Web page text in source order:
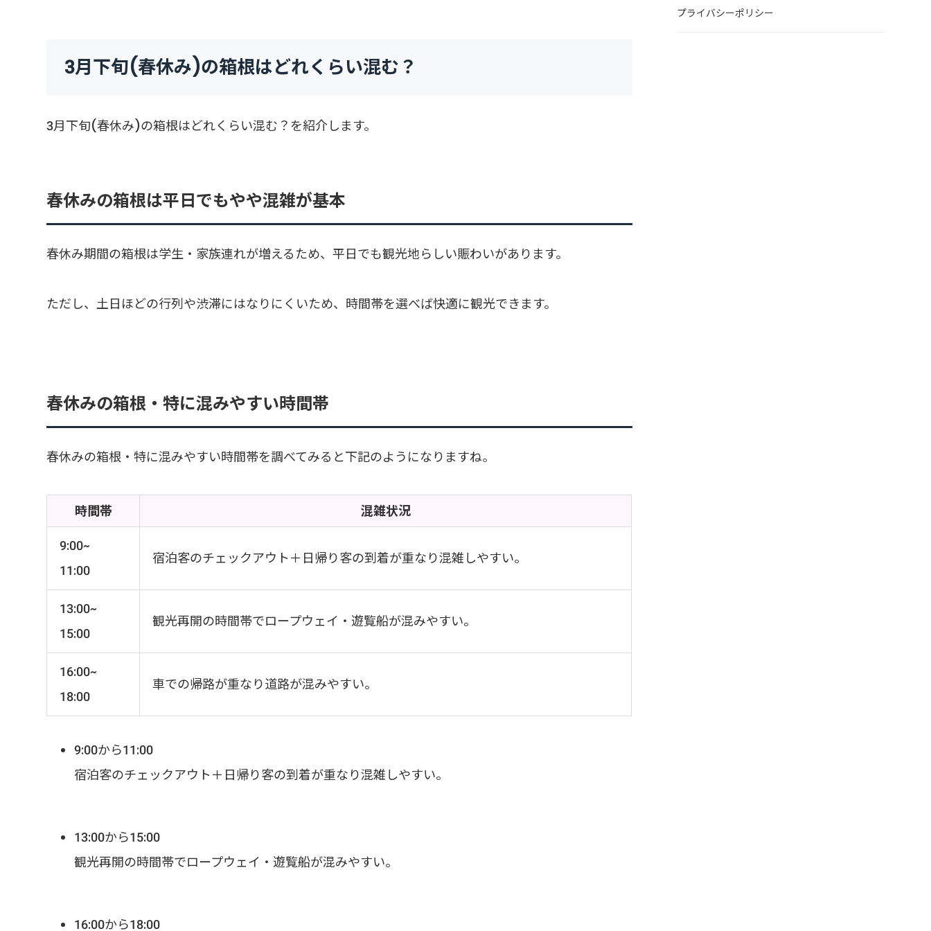
3月下旬(春休み)の箱根はどれくらい混む？
3月下旬(春休み)の箱根はどれくらい混む？を紹介します。
春休みの箱根は平日でもやや混雑が基本
春休み期間の箱根は学生・家族連れが増えるため、平日でも観光地らしい賑わいがあります。
ただし、土日ほどの行列や渋滞にはなりにくいため、時間帯を選べば快適に観光できます。
春休みの箱根・特に混みやすい時間帯
春休みの箱根・特に混みやすい時間帯を調べてみると下記のようになりますね。
時間帯
混雑状況
9:00~
11:00
宿泊客のチェックアウト＋日帰り客の到着が重なり混雑しやすい。
13:00~
15:00
観光再開の時間帯でロープウェイ・遊覧船が混みやすい。
16:00~
18:00
車での帰路が重なり道路が混みやすい。
9:00から11:00
宿泊客のチェックアウト＋日帰り客の到着が重なり混雑しやすい。
13:00から15:00
観光再開の時間帯でロープウェイ・遊覧船が混みやすい。
16:00から18:00
プライバシーポリシー